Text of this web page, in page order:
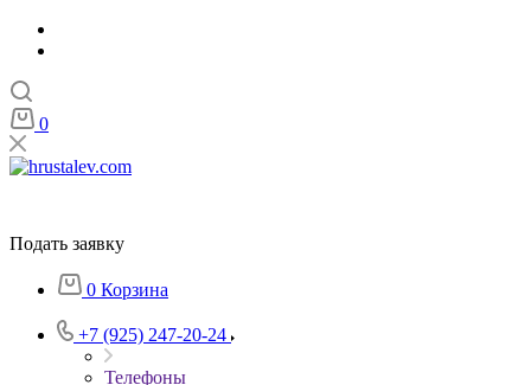
0
Подать заявку
0 Корзина
+7 (925) 247-20-24
Телефоны